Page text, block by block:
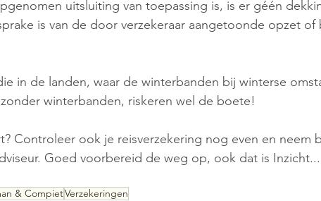
uitsluiting van toepassing is, is er géén
is van de door verzekeraar aangetoonde opzet
in de landen, waar de winterbanden bij winterse
winterbanden, riskeren wel de boete!
Controleer ook je reisverzekering nog even en neem
Goed voorbereid de weg op, ook dat is
& CompietVerzekeringen